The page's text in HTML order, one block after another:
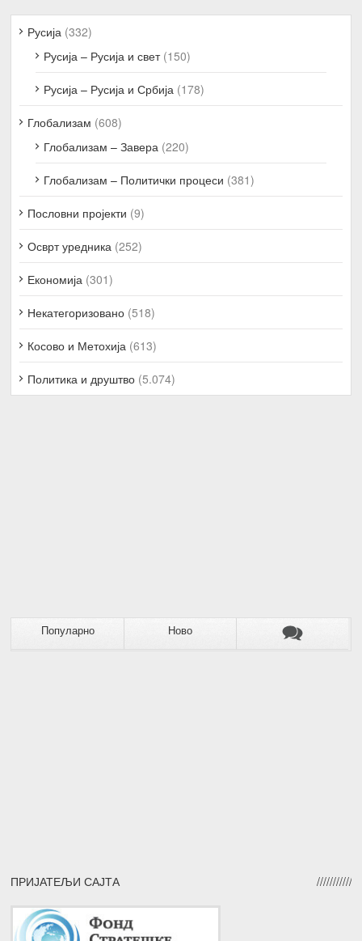
Русија (332)
Русија – Русија и свет(150)
Русија – Русија и Србија (178)
Глобализам (608)
Глобализам – Завера (220)
Глобализам – Политички процеси (381)
Пословни пројекти (9)
Осврт уредника (252)
Економија (301)
Некатегоризовано (518)
Косово и Метохија (613)
Политика и друштво (5.074)
Популарно Ново
ПРИЈАТЕЉИ САЈТА